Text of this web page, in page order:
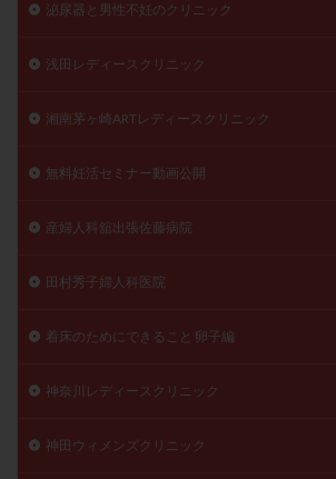
泌尿器と男性不妊のクリニック
浅田レディースクリニック
湘南茅ヶ崎ARTレディースクリニック
無料妊活セミナー動画公開
産婦人科舘出張佐藤病院
田村秀子婦人科医院
着床のためにできること 卵子編
神奈川レディースクリニック
神田ウィメンズクリニック